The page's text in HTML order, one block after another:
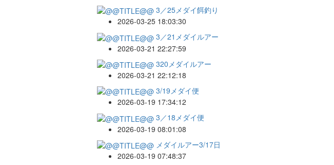
3／25メダイ餌釣り
2026-03-25 18:03:30
3／21メダイルアー
2026-03-21 22:27:59
320メダイルアー
2026-03-21 22:12:18
3/19メダイ便
2026-03-19 17:34:12
3／18メダイ便
2026-03-19 08:01:08
メダイルアー3/17日
2026-03-19 07:48:37